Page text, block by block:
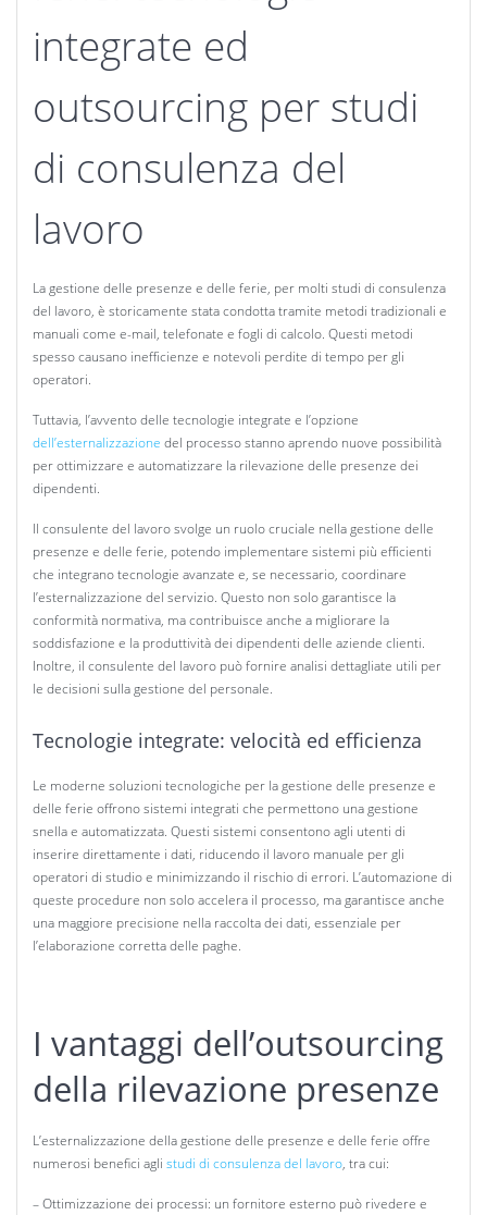
integrate ed
outsourcing per studi
di consulenza del
lavoro
La gestione delle presenze e delle ferie, per molti studi di consulenza
del lavoro, è storicamente stata condotta tramite metodi tradizionali e
manuali come e-mail, telefonate e fogli di calcolo. Questi metodi
spesso causano inefficienze e notevoli perdite di tempo per gli
operatori.
Tuttavia, l’avvento delle tecnologie integrate e l’opzione
dell’esternalizzazione del processo stanno aprendo nuove possibilità
per ottimizzare e automatizzare la rilevazione delle presenze dei
dipendenti.
Il consulente del lavoro svolge un ruolo cruciale nella gestione delle
presenze e delle ferie, potendo implementare sistemi più efficienti
che integrano tecnologie avanzate e, se necessario, coordinare
l’esternalizzazione del servizio. Questo non solo garantisce la
conformità normativa, ma contribuisce anche a migliorare la
soddisfazione e la produttività dei dipendenti delle aziende clienti.
Inoltre, il consulente del lavoro può fornire analisi dettagliate utili per
le decisioni sulla gestione del personale.
Tecnologie integrate: velocità ed efficienza
Le moderne soluzioni tecnologiche per la gestione delle presenze e
delle ferie offrono sistemi integrati che permettono una gestione
snella e automatizzata. Questi sistemi consentono agli utenti di
inserire direttamente i dati, riducendo il lavoro manuale per gli
operatori di studio e minimizzando il rischio di errori. L’automazione di
queste procedure non solo accelera il processo, ma garantisce anche
una maggiore precisione nella raccolta dei dati, essenziale per
l’elaborazione corretta delle paghe.
I vantaggi dell’outsourcing
della rilevazione presenze
L’esternalizzazione della gestione delle presenze e delle ferie offre
numerosi benefici agli studi di consulenza del lavoro, tra cui:
– Ottimizzazione dei processi: un fornitore esterno può rivedere e